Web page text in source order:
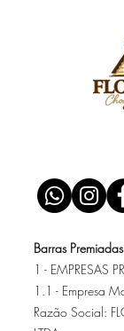
Barras
1 - EMPRESAS
1.1 - Empresa
Razão Social: